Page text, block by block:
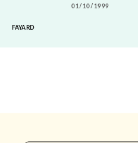
01/10/1999
FAYARD